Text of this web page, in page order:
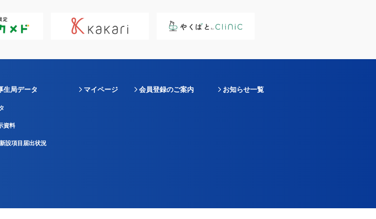
生局データ
資料
設項目届出状況
マイページ 会員登録のご案内 お知らせ一覧